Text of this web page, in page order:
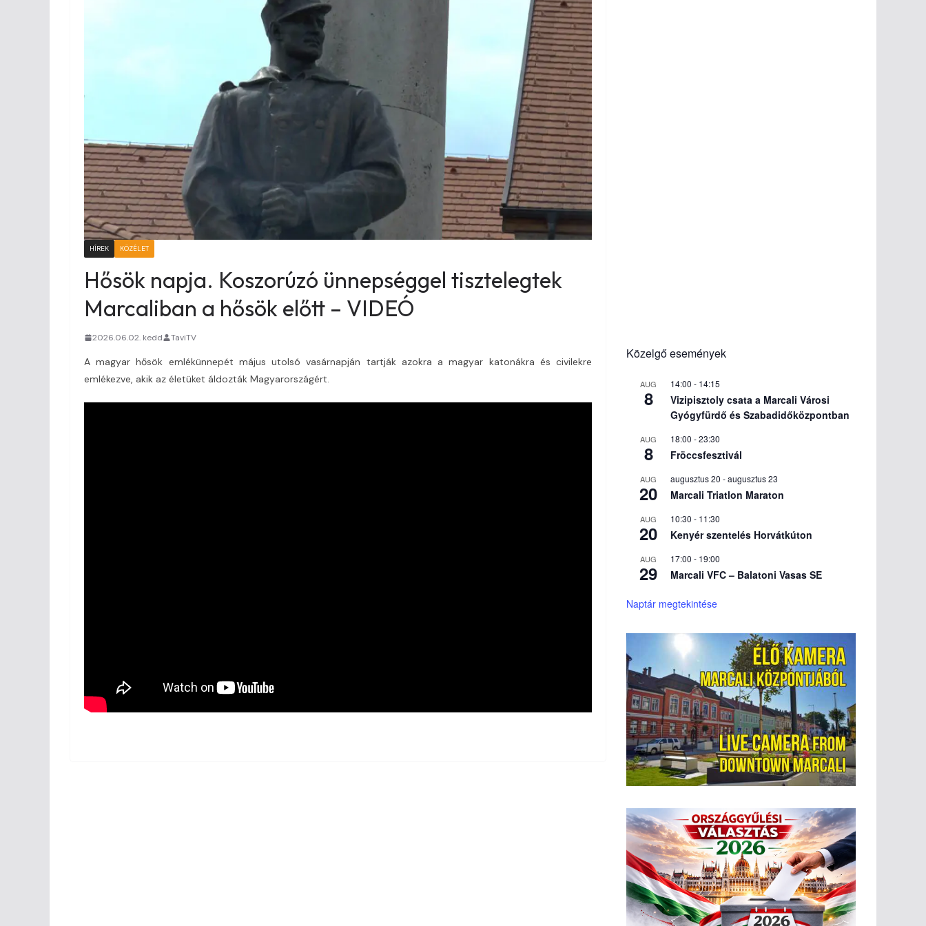
HÍREK KÖZÉLET
Hősök napja. Koszorúzó ünnepséggel tisztelegtek
Marcaliban a hősök előtt – VIDEÓ
2026.06.02. kedd TaviTV
A magyar hősök emlékünnepét május utolsó vasárnapján tartják azokra a magyar katonákra és civilekre
emlékezve, akik az életüket áldozták Magyarországért.
Közelgő események
AUG
8
14:00 - 14:15
Vizipisztoly csata a Marcali Városi
Gyógyfürdő és Szabadidőközpontban
AUG
8
18:00 -23:30
Fröccsfesztivál
AUG
20
augusztus 20 -augusztus 23
Marcali Triatlon Maraton
AUG
20
10:30 - 11:30
Kenyér szentelés Horvátkúton
AUG
29
17:00 - 19:00
Marcali VFC – Balatoni Vasas SE
Naptár megtekintése